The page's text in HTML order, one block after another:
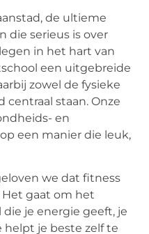
de ultieme
die serieus is over
in het hart van
een uitgebreide
zowel de fysieke
centraal staan. Onze
en
een manier die leuk,
we dat fitness
Het gaat om het
je energie geeft, je
helpt je beste zelf te